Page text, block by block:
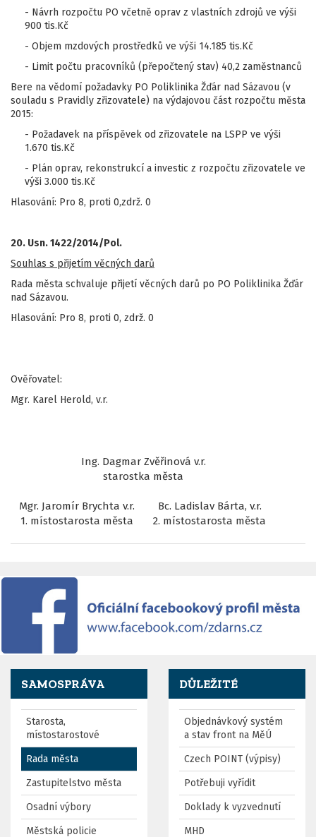
- Návrh rozpočtu PO včetně oprav z vlastních zdrojů ve výši
900 tis.Kč
- Objem mzdových prostředků ve výši 14.185 tis.Kč
- Limit počtu pracovníků (přepočtený stav) 40,2 zaměstnanců
Bere na vědomí požadavky PO Poliklinika Žďár nad Sázavou (v
souladu s Pravidly zřizovatele) na výdajovou část rozpočtu města
2015:
- Požadavek na příspěvek od zřizovatele na LSPP ve výši
1.670 tis.Kč
- Plán oprav, rekonstrukcí a investic z rozpočtu zřizovatele ve
výši 3.000 tis.Kč
Hlasování: Pro 8, proti 0,zdrž. 0
20. Usn. 1422/2014/Pol.
Souhlas s přijetím věcných darů
Rada města schvaluje přijetí věcných darů po PO Poliklinika Žďár
nad Sázavou.
Hlasování: Pro 8, proti 0, zdrž. 0
Ověřovatel:
Mgr. Karel Herold, v.r.
Ing. Dagmar Zvěřinová v.r.
starostka města
Mgr. Jaromír Brychta v.r.
Bc. Ladislav Bárta, v.r.
1. místostarosta města
2. místostarosta města
SAMOSPRÁVA
Starosta,
místostarostové
Rada města
Zastupitelstvo města
Osadní výbory
Městská policie
DŮLEŽITÉ
Objednávkový systém
a stav front na MěÚ
Czech POINT (výpisy)
Potřebuji vyřídit
Doklady k vyzvednutí
MHD